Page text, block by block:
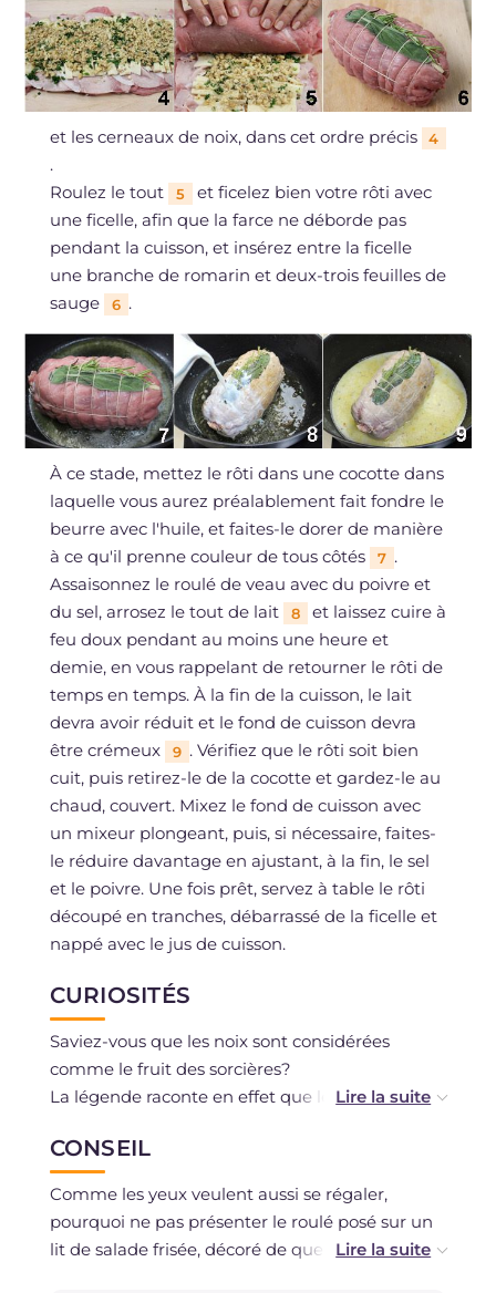
et les cerneaux de noix, dans cet ordre précis 4
.
Roulez le tout
5
et ficelez bien votre rôti avec
une ficelle, afin que la farce ne déborde pas
pendant la cuisson, et insérez entre la ficelle
une branche de romarin et deux-trois feuilles de
sauge
6 .
À ce stade, mettez le rôti dans une cocotte dans
laquelle vous aurez préalablement fait fondre le
beurre avec l'huile, et faites-le dorer de manière
à ce qu'il prenne couleur de tous côtés
7 .
Assaisonnez le roulé de veau avec du poivre et
du sel, arrosez le tout de lait
8
et laissez cuire à
feu doux pendant au moins une heure et
demie, en vous rappelant de retourner le rôti de
temps en temps. À la fin de la cuisson, le lait
devra avoir réduit et le fond de cuisson devra
être crémeux
9 . Vérifiez que le rôti soit bien
cuit, puis retirez-le de la cocotte et gardez-le au
chaud, couvert. Mixez le fond de cuisson avec
un mixeur plongeant, puis, si nécessaire, faites-
le réduire davantage en ajustant, à la fin, le sel
et le poivre. Une fois prêt, servez à table le rôti
découpé en tranches, débarrassé de la ficelle et
nappé avec le jus de cuisson.
CURIOSITÉS
Saviez-vous que les noix sont considérées
comme le fruit des sorcières?
La légende raconte en effet que les sorcières
Sabbats près d'un noyer, symbole de force et de
sagesse, pour accomplir leurs rites magiques.
CONSEIL
Comme les yeux veulent aussi se régaler,
pourquoi ne pas présenter le roulé posé sur un
lit de salade frisée, décoré de quelques